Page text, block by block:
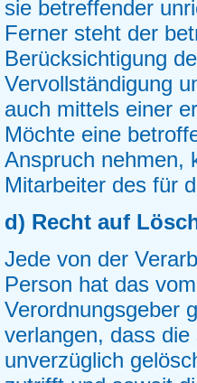
sie betreffender
Ferner steht der
Berücksichtigung
Vervollständigung
auch mittels einer
Möchte eine
Anspruch nehmen,
Mitarbeiter des für
d) Recht auf
Jede von der
Person hat das
Verordnungsgeber
verlangen, dass
unverzüglich